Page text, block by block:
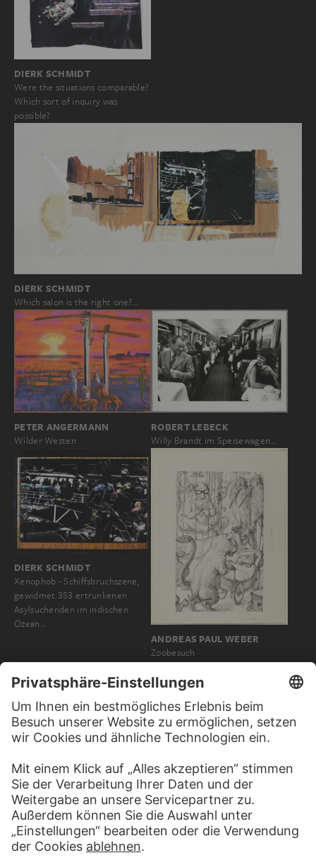
DIERK SCHMIDT
Were the situations comparable?
Which sort of inquiry was
possible?
DIERK SCHMIDT
Which salon is the right one?…
PETER ANGERMANN
Wilder Westen
ROBERT LEBECK
Willy Brandt im Speisewagen…
DIERK SCHMIDT
Xenophob - Schiffsbruchszene,
gewidmet 353 ertrunkenen
Asylsuchenden im indischen
Ozean…
ANDREAS PAUL WEBER
Zoobesuch